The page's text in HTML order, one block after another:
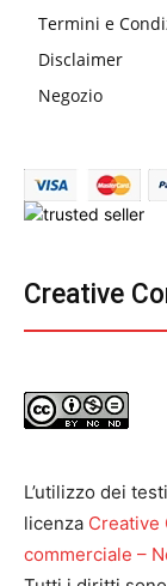
Termini e
Disclaimer
Negozio
Creative
L’utilizzo dei
licenza Creative
commerciale –